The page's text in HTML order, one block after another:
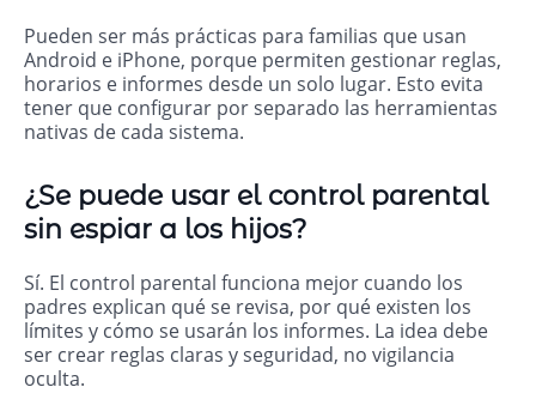
Pueden ser más prácticas para familias que usan
Android e iPhone, porque permiten gestionar reglas,
horarios e informes desde un solo lugar. Esto evita
tener que configurar por separado las herramientas
nativas de cada sistema.
¿Se puede usar el control parental
sin espiar a los hijos?
Sí. El control parental funciona mejor cuando los
padres explican qué se revisa, por qué existen los
límites y cómo se usarán los informes. La idea debe
ser crear reglas claras y seguridad, no vigilancia
oculta.